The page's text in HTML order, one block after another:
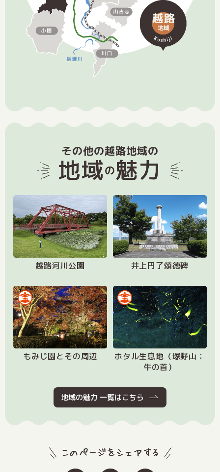
その他の越路地域の
越路河川公園 井上円了頌徳碑
もみじ園とその周辺
ホタル生息地（塚野山：
牛の首）
地域の魅力 一覧はこちら